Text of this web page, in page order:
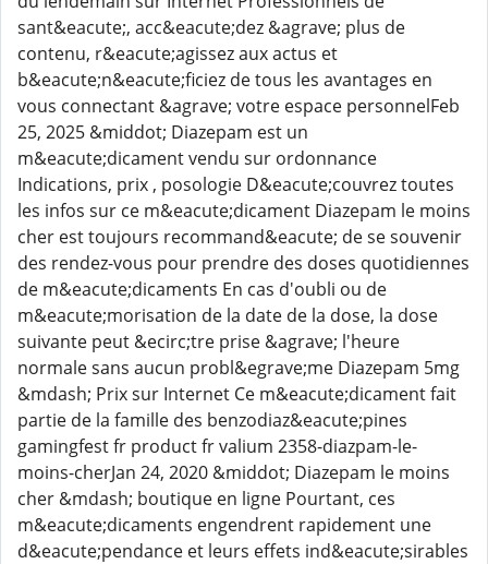
sant&eacute;, acc&eacute;dez &agrave; plus de
contenu, r&eacute;agissez aux actus et
b&eacute;n&eacute;ficiez de tous les avantages en
vous connectant &agrave; votre espace personnelFeb
25, 2025 &middot; Diazepam est un
m&eacute;dicament vendu sur ordonnance
Indications, prix , posologie D&eacute;couvrez toutes
les infos sur ce m&eacute;dicament Diazepam le moins
cher est toujours recommand&eacute; de se souvenir
des rendez-vous pour prendre des doses quotidiennes
de m&eacute;dicaments En cas d'oubli ou de
m&eacute;morisation de la date de la dose, la dose
suivante peut &ecirc;tre prise &agrave; l'heure
normale sans aucun probl&egrave;me Diazepam 5mg
&mdash; Prix sur Internet Ce m&eacute;dicament fait
partie de la famille des benzodiaz&eacute;pines
gamingfest fr product fr valium 2358-diazpam-le-
moins-cherJan 24, 2020 &middot; Diazepam le moins
cher &mdash; boutique en ligne Pourtant, ces
m&eacute;dicaments engendrent rapidement une
d&eacute;pendance et leurs effets ind&eacute;sirables